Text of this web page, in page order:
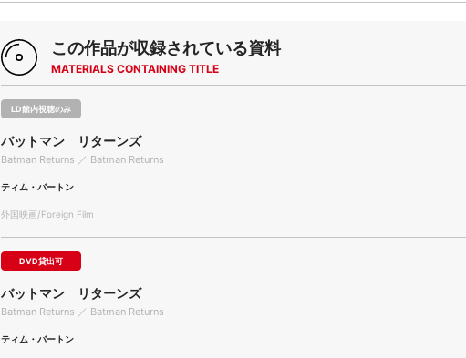
この作品が収録されている資料
MATERIALS CONTAINING TITLE
LD館内視聴のみ
バットマン リターンズ
Batman Returns ／ Batman Returns
ティム・バートン
外国映画/Foreign Film
DVD貸出可
バットマン リターンズ
Batman Returns ／ Batman Returns
ティム・バートン